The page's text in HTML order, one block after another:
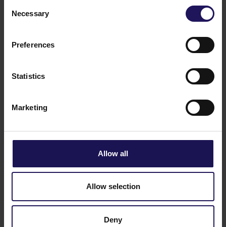
Selection
Necessary
Preferences
Statistics
Marketing
Allow all
Allow selection
Deny
KB
Globe Trade Centre S.A.KOR 45A,
Polska
Śledź nas
Inwestorzy